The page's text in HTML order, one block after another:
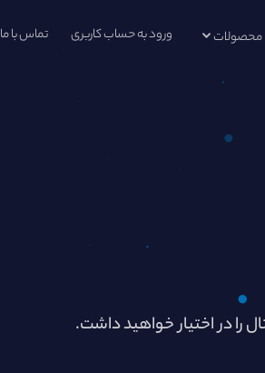
محصولات ورود به حساب کاربری تماس با ما
را در اختیار خواهید داشت.